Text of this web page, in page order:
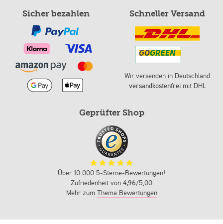
Sicher bezahlen Schneller Versand
Wir versenden in Deutschland
versandkostenfreimit DHL
Geprüfter Shop
Über 10.000 5-Sterne-Bewertungen!
Zufriedenheit von 4,96/5,00
Mehr zum Thema Bewertungen